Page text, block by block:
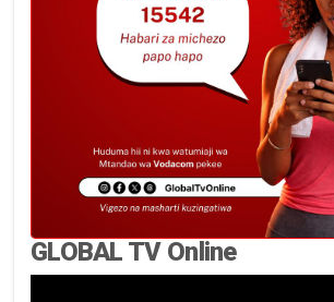
GLOBAL TV Online